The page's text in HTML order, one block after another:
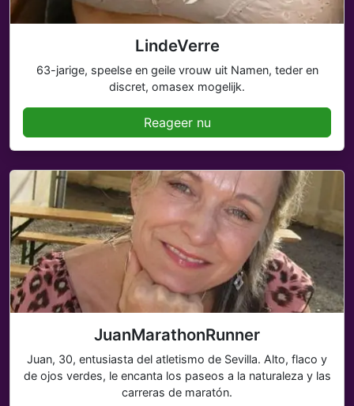
LindeVerre
63-jarige, speelse en geile vrouw uit Namen, teder en
discret, omasex mogelijk.
Reageer nu
JuanMarathonRunner
Juan, 30, entusiasta del atletismo de Sevilla. Alto, flaco y
de ojos verdes, le encanta los paseos a la naturaleza y las
carreras de maratón.